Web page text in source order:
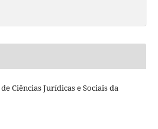
Ciências Jurídicas e Sociais da